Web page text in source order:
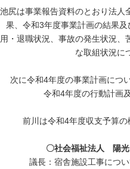
池尻は事業報告資料のとおり法人
果、令和3年度事業計画の結果
用・退職状況、事故の発生状況
な取組状況に
次に令和4年度の事業計画につ
令和4年度の行動計画
前川は令和4年度収支予算の
〇社会福祉法人 陽
議長：宿舎施設工事につ